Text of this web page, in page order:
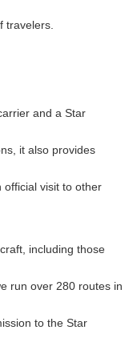
travelers.
and a Star
it also provides
official visit to other
including those
run over 280 routes in
to the Star